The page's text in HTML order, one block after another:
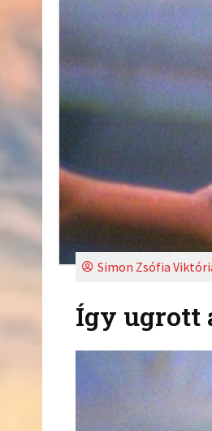
Simon Zsófia
Így ugrott